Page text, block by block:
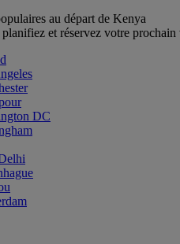
au départ de Kenya
planifiez et réservez votre
DC